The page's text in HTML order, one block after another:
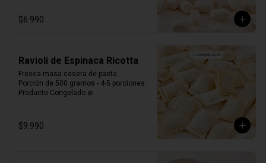
$6.990
Ravioli de Espinaca Ricotta
Fresca masa casera de pasta.
Porción de 500 gramos - 4-5 porciones.
Producto Congelado ❄️
$9.990